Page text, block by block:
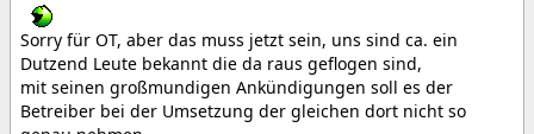
Sorry für OT, aber das muss jetzt sein, uns sind ca. ein
Dutzend Leute bekannt die da raus geflogen sind,
mit seinen großmundigen Ankündigungen soll es der
Betreiber bei der Umsetzung der gleichen dort nicht so